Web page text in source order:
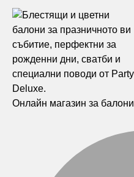
Онлайн магазин за балони